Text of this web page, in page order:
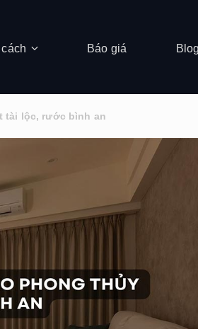
Báo giá
tài lộc, rước bình an